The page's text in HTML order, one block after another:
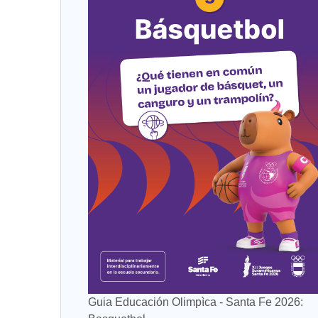
Guia Educación Olimpìca - Santa Fe 2026: